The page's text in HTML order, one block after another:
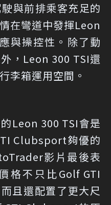
與前排乘客充足的
在彎道中發揮Leon
與操控性。除了動
，Leon 300 TSI還
李箱運用空間。
Leon 300 TSI會是
Clubsport夠優的
影片最後表
格不只比Golf GTI
且還配置了更大尺